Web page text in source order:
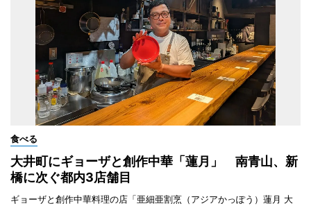
食べる
大井町にギョーザと創作中華「蓮月」 南青山、新
橋に次ぐ都内3店舗目
ギョーザと創作中華料理の店「亜細亜割烹（アジアかっぽう）蓮月 大